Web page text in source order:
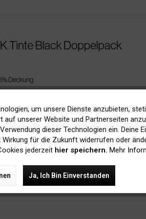
Tinte Black Doppelpack
Deckung
Tinte Black
um unsere Dienste anzubieten,
auf unserer Website und Partnerseiten
dieser Technologien ein. Deine
für die Zukunft widerrufen oder
jederzeit hier speichern. Mehr
Ja, Ich Bin Einverstanden